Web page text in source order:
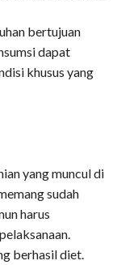
bertujuan
dapat
khusus yang
yang muncul di
sudah
harus
berhasil diet.